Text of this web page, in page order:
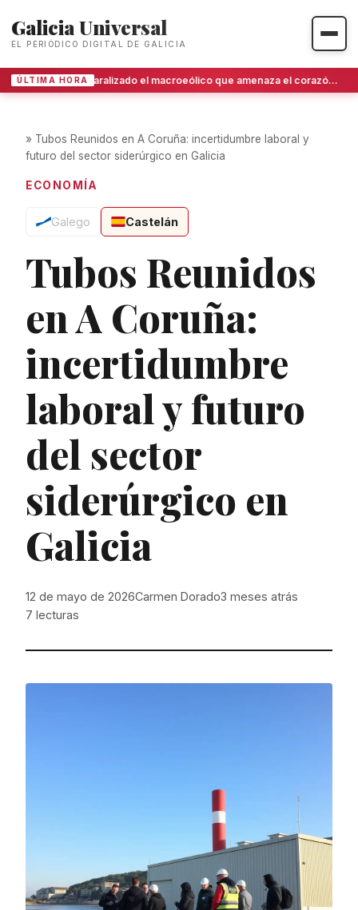
Galicia Universal
EL PERIÓDICO DIGITAL DE GALICIA
ÚLTIMA HORA Paralizado el macroeólico que amenaza el corazón de O Invernadoiro
» Tubos Reunidos en A Coruña: incertidumbre laboral y
futuro del sector siderúrgico en Galicia
ECONOMÍA
Galego Castelán
Tubos Reunidos
en A Coruña:
incertidumbre
laboral y futuro
del sector
siderúrgico en
Galicia
12 de mayo de 2026Carmen Dorado3 meses atrás
7 lecturas